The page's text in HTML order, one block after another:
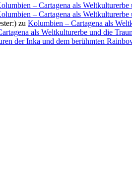
– Cartagena als
– Cartagena als
zu Kolumbien – Cartagena als
als Weltkulturerbe und die
der Inka und dem berühmten